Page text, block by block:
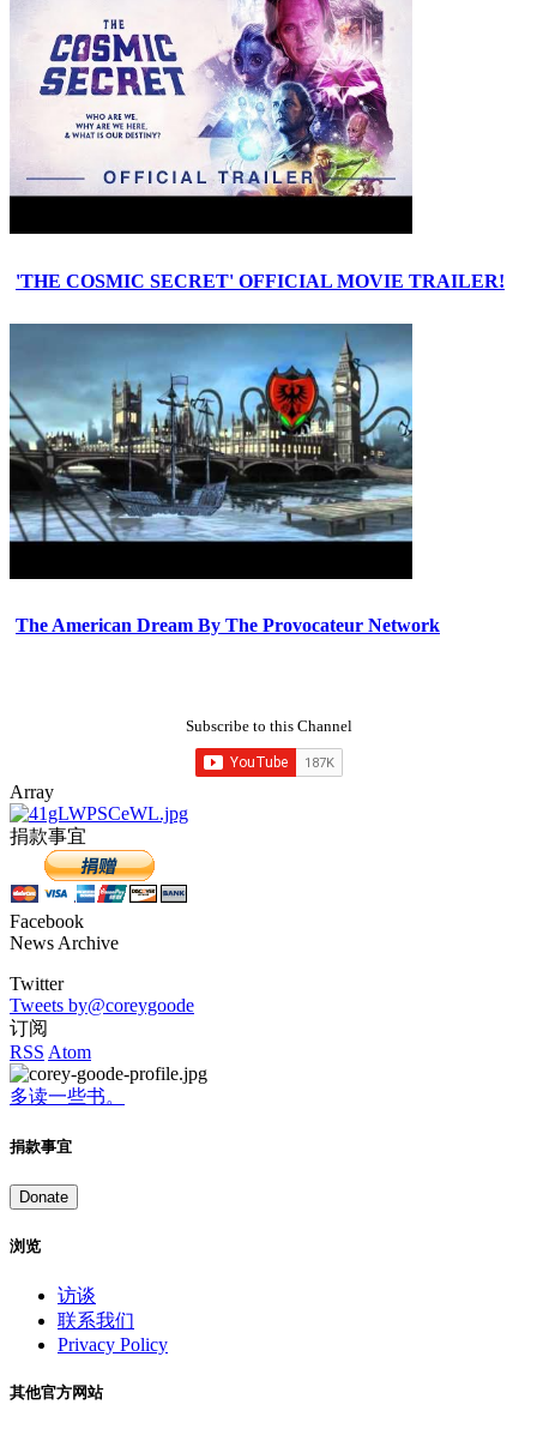
'THE COSMIC SECRET' OFFICIAL MOVIE TRAILER!
The American Dream By The Provocateur Network
Subscribe to this Channel
Array
捐款事宜
Facebook
News Archive
Twitter
Tweets by@coreygoode
订阅
RSS Atom
多读一些书。
捐款事宜
Donate
浏览
访谈
联系我们
Privacy Policy
其他官方网站